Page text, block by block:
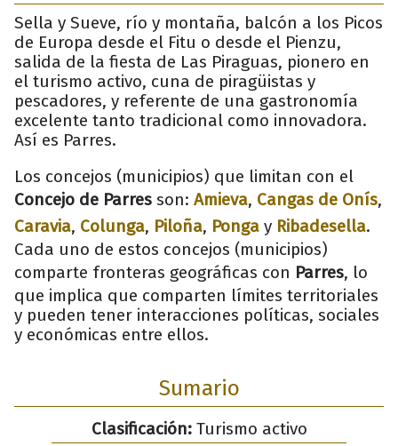
Sella y Sueve, río y montaña, balcón a los Picos
de Europa desde el Fitu o desde el Pienzu,
salida de la fiesta de Las Piraguas, pionero en
el turismo activo, cuna de piragüistas y
pescadores, y referente de una gastronomía
excelente tanto tradicional como innovadora.
Así es Parres.
Los concejos (municipios) que limitan con el
Concejo de Parres son: Amieva, Cangas de Onís,
Caravia, Colunga, Piloña, Ponga y Ribadesella.
Cada uno de estos concejos (municipios)
comparte fronteras geográficas con Parres, lo
que implica que comparten límites territoriales
y pueden tener interacciones políticas, sociales
y económicas entre ellos.
Sumario
Clasificación:Turismo activo